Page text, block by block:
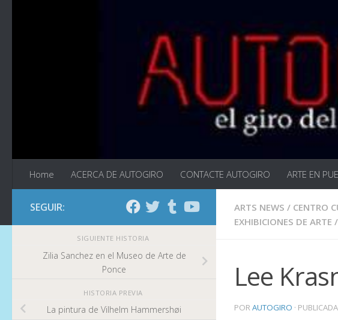
Home ACERCA DE AUTOGIRO CONTACTE AUTOGIRO ARTE EN
ARTS NEWS / CENTRO
EXHIBICIONES DE ARTE /
Lee
PORAUTOGIRO · PUBLICADA
SEGUIR:
SIGUIENTE HISTORIA
Zilia Sanchez en el Museo de Arte de
Ponce
HISTORIA PREVIA
La pintura de Vilhelm Hammershøi